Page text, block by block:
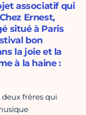
associatif qui
Ernest,
situé à Paris
bon
la joie et la
à la haine :
deux frères qui